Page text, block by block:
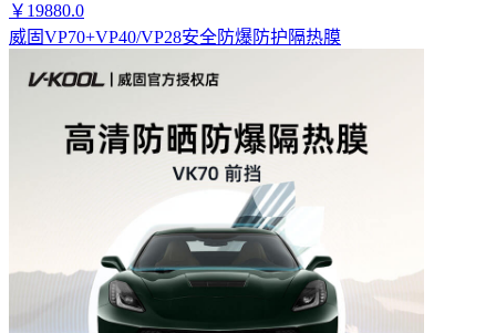
￥19880.0
威固VP70+VP40/VP28安全防爆防护隔热膜